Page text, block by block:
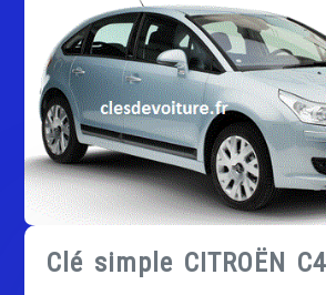
Clé simple CITROËN